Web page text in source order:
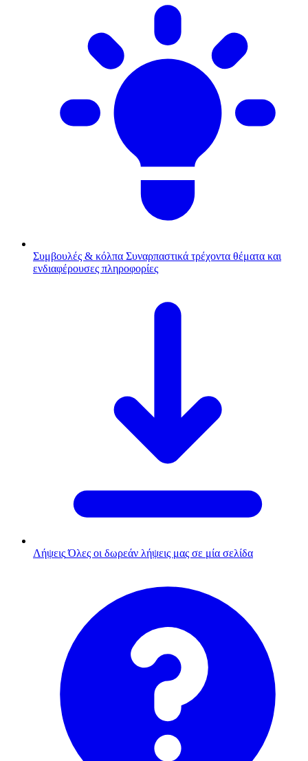
Συμβουλές & κόλπα Συναρπαστικά τρέχοντα θέματα και
ενδιαφέρουσες πληροφορίες
Λήψεις Όλες οι δωρεάν λήψεις μας σε μία σελίδα